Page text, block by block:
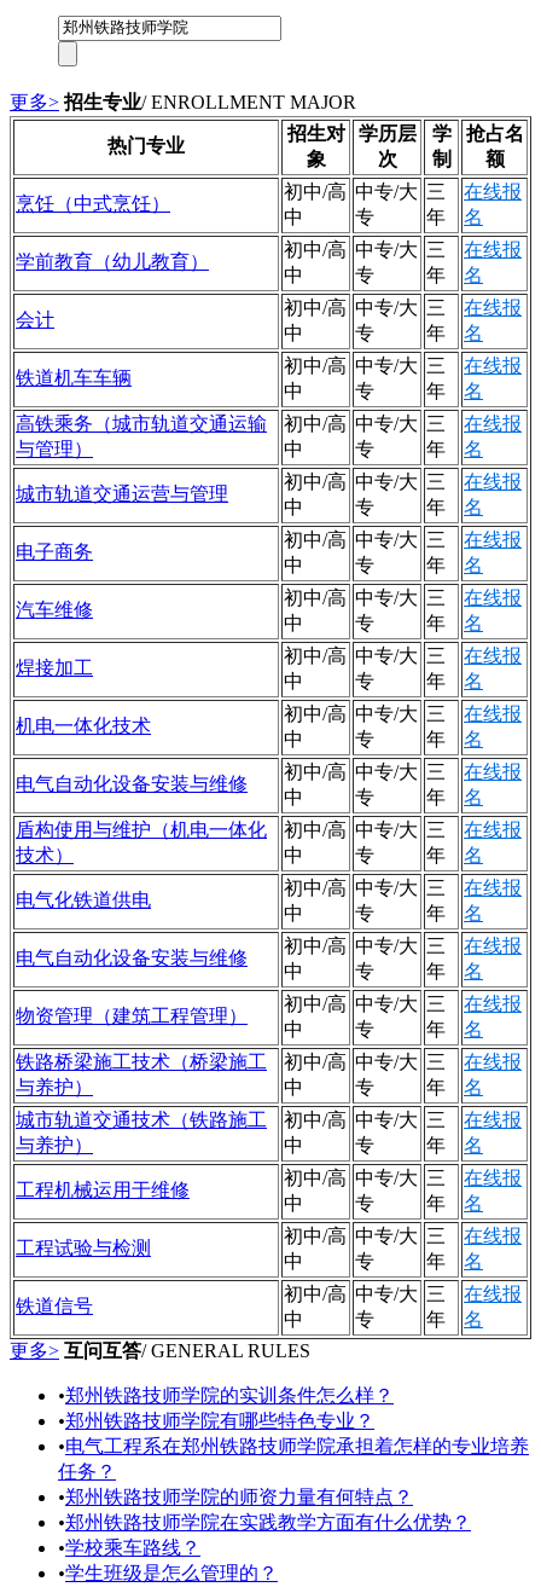
更多> 招生专业/ ENROLLMENT MAJOR
热门专业
招生对
象
学历层
次
学
制
抢占名
额
烹饪（中式烹饪）
初中/高
中
中专/大
专
三
年
在线报
名
学前教育（幼儿教育）
初中/高
中
中专/大
专
三
年
在线报
名
会计
初中/高
中
中专/大
专
三
年
在线报
名
铁道机车车辆
初中/高
中
中专/大
专
三
年
在线报
名
高铁乘务（城市轨道交通运输
与管理）
初中/高
中
中专/大
专
三
年
在线报
名
城市轨道交通运营与管理
初中/高
中
中专/大
专
三
年
在线报
名
电子商务
初中/高
中
中专/大
专
三
年
在线报
名
汽车维修
初中/高
中
中专/大
专
三
年
在线报
名
焊接加工
初中/高
中
中专/大
专
三
年
在线报
名
机电一体化技术
初中/高
中
中专/大
专
三
年
在线报
名
电气自动化设备安装与维修
初中/高
中
中专/大
专
三
年
在线报
名
盾构使用与维护（机电一体化
技术）
初中/高
中
中专/大
专
三
年
在线报
名
电气化铁道供电
初中/高
中
中专/大
专
三
年
在线报
名
电气自动化设备安装与维修
初中/高
中
中专/大
专
三
年
在线报
名
物资管理（建筑工程管理）
初中/高
中
中专/大
专
三
年
在线报
名
铁路桥梁施工技术（桥梁施工
与养护）
初中/高
中
中专/大
专
三
年
在线报
名
城市轨道交通技术（铁路施工
与养护）
初中/高
中
中专/大
专
三
年
在线报
名
工程机械运用于维修
初中/高
中
中专/大
专
三
年
在线报
名
工程试验与检测
初中/高
中
中专/大
专
三
年
在线报
名
铁道信号
初中/高
中
中专/大
专
三
年
在线报
名
更多> 互问互答/ GENERAL RULES
•郑州铁路技师学院的实训条件怎么样？
•郑州铁路技师学院有哪些特色专业？
•电气工程系在郑州铁路技师学院承担着怎样的专业培养
任务？
•郑州铁路技师学院的师资力量有何特点？
•郑州铁路技师学院在实践教学方面有什么优势？
•学校乘车路线？
•学生班级是怎么管理的？